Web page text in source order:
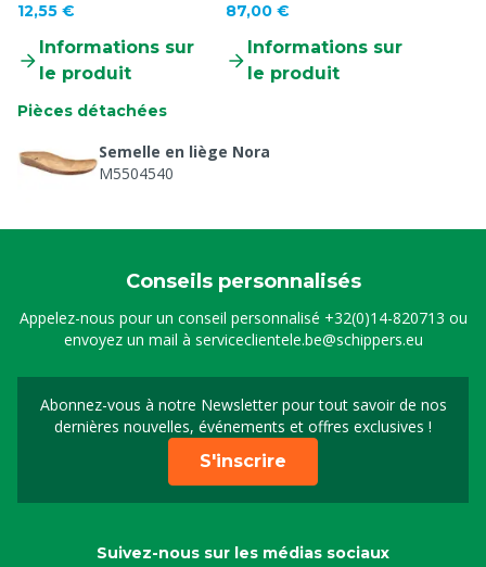
12,55 €
Informations sur
le produit
87,00 €
Informations sur
le produit
Pièces détachées
Semelle en liège Nora
M5504540
Conseils personnalisés
Appelez-nous pour un conseil personnalisé +32(0)14-820713 ou
envoyez un mail à serviceclientele.be@schippers.eu
Abonnez-vous à notre Newsletter pour tout savoir de nos
dernières nouvelles, événements et offres exclusives !
Inscrivez-vous à notre
S'inscrire
Suivez-nous sur les médias sociaux